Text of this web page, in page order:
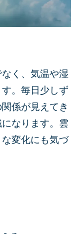
く、気温や湿
。毎日少しず
係が見えてき
なります。雲
変化にも気づ